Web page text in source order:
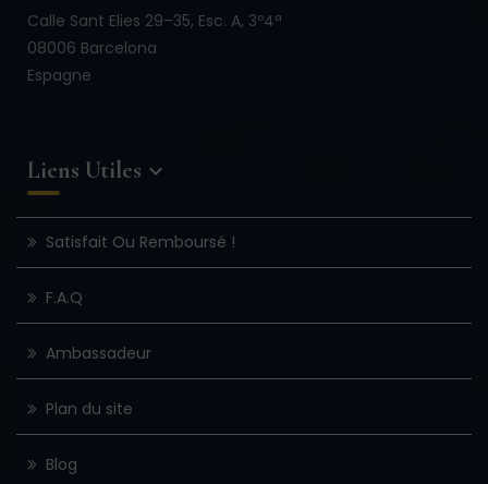
Calle Sant Elies 29–35, Esc. A, 3º4ª
08006 Barcelona
Espagne
Liens Utiles 
Satisfait Ou Remboursé !
F.A.Q
Ambassadeur
Plan du site
Blog